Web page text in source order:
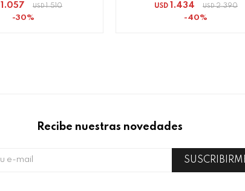
1.057 USD 1.510
30
USD 1.434 USD 2.390
40
Recibe nuestras novedades